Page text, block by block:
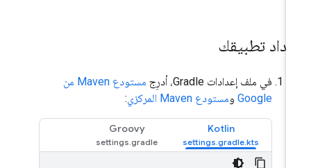
تطبيقك
في ملف إعدادات Gradle، أدرِج
مستودع Maven من
Googleومستودع Maven المركزي :
Kotlin
Groovy